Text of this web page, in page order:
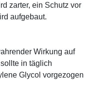
zarter, ein Schutz vor
aufgebaut.
Wirkung auf
in täglich
Glycol vorgezogen